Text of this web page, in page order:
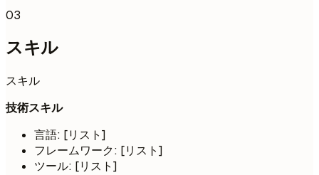
03
スキル
スキル
技術スキル
言語: [リスト]
フレームワーク: [リスト]
ツール: [リスト]